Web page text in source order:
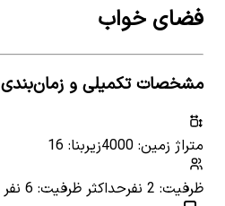
فضای خواب
مشخصات تکمیلی و زمان‌بندی
متراژ زمین: 4000
زیربنا: 16
ظرفیت: 2 نفر
حداکثر ظرفیت: 6 نفر